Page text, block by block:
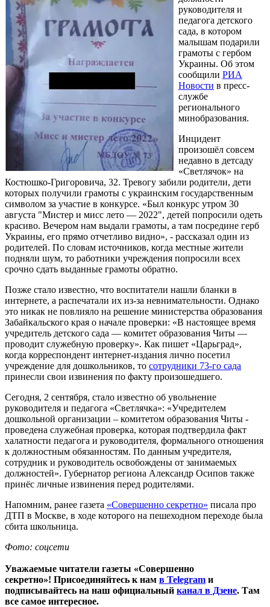
руководителя и
педагога детского
сада, в котором
малышам подарили
грамоты с гербом
Украины. Об этом
сообщили РИА
Новости в пресс-
службе
регионального
минобразования.
Инцидент
произошёл совсем
недавно в детсаду
«Светлячок» на
Костюшко-Григоровича, 32. Тревогу забили родители, дети
которых получили грамоты с украинским государственным
символом за участие в конкурсе. «Был конкурс утром 30
августа "Мистер и мисс лето — 2022", детей попросили одеть
красиво. Вечером нам выдали грамоты, а там посредине герб
Украины, его прямо отчетливо видно», - рассказал один из
родителей. По словам источников, когда местные жители
подняли шум, то работники учреждения попросили всех
срочно сдать выданные грамоты обратно.
Позже стало известно, что воспитатели нашли бланки в
интернете, а распечатали их из-за невнимательности. Однако
это никак не повлияло на решение министерства образования
Забайкальского края о начале проверки: «В настоящее время
учредитель детского сада — комитет образования Читы —
проводит служебную проверку». Как пишет «Царьград»,
когда корреспондент интернет-издания лично посетил
учреждение для дошкольников, то сотрудники 73-го сада
принесли свои извинения по факту произошедшего.
Сегодня, 2 сентября, стало известно об увольнение
руководителя и педагога «Светлячка»: «Учредителем
дошкольной организации – комитетом образования Читы -
проведена служебная проверка, которая подтвердила факт
халатности педагога и руководителя, формального отношения
к должностным обязанностям. По данным учредителя,
сотрудник и руководитель освобождены от занимаемых
должностей». Губернатор региона Александр Осипов также
принёс личные извинения перед родителями.
Напомним, ранее газета «Совершенно секретно» писала про
ДТП в Москве, в ходе которого на пешеходном переходе была
сбита школьница.
Фото: соцсети
Уважаемые читатели газеты «Совершенно
секретно»! Присоединяйтесь к нам в Telegram и
подписывайтесь на наш официальный канал в Дзене. Там
все самое интересное.